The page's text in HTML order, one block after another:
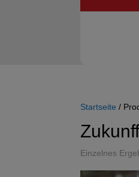
Startseite /
Einzelnes